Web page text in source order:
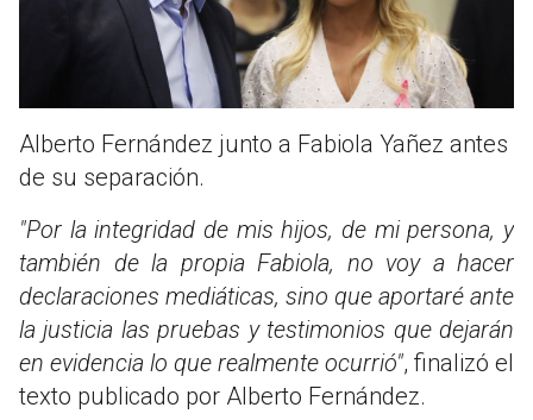
Alberto Fernández junto a Fabiola Yañez antes
de su separación.
"Por la integridad de mis hijos, de mi persona, y
también de la propia Fabiola, no voy a hacer
declaraciones mediáticas, sino que aportaré ante
la justicia las pruebas y testimonios que dejarán
en evidencia lo que realmente ocurrió", finalizó el
texto publicado por Alberto Fernández.